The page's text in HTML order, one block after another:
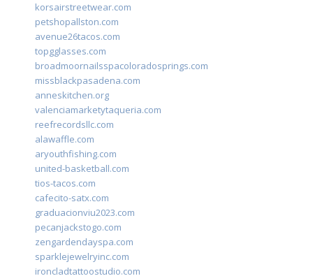
korsairstreetwear.com
petshopallston.com
avenue26tacos.com
topgglasses.com
broadmoornailsspacoloradosprings.com
missblackpasadena.com
anneskitchen.org
valenciamarketytaqueria.com
reefrecordsllc.com
alawaffle.com
aryouthfishing.com
united-basketball.com
tios-tacos.com
cafecito-satx.com
graduacionviu2023.com
pecanjackstogo.com
zengardendayspa.com
sparklejewelryinc.com
ironcladtattoostudio.com